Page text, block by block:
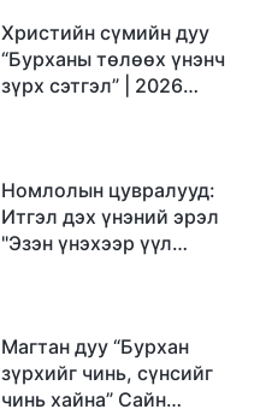
Христийн сүмийн дуу
“Бурханы төлөөх үнэнч
зүрх сэтгэл” | 2026
Номлолын цувралууд:
Итгэл дэх үнэний эрэл
"Эзэн үнэхээр үүл
Магтан дуу “Бурхан
зүрхийг чинь, сүнсийг
чинь хайна” Сайн